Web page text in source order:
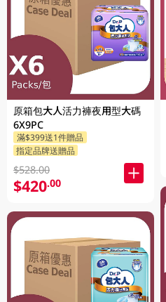
原箱包大人活力褲夜用型大碼
6X9PC
滿$399送1件贈品
指定品牌送贈品
$528.00
$420.00